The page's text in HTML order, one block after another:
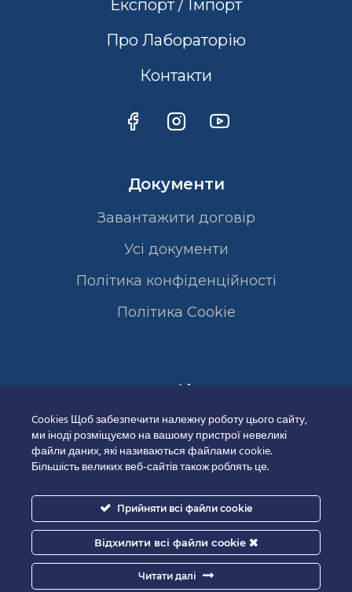
Експорт / Імпорт
Про Лабораторію
Контакти
Документи
Завантажити договір
Усі документи
Політика конфіденційності
Полiтика Cookie
Сертифікати
Cookies Щоб забезпечити належну роботу цього сайту,
ми іноді розміщуємо на вашому пристрої невеликі
файли даних, які називаються файлами cookie.
Більшість великих веб-сайтів також роблять це.
Прийняти всі файли cookie
Відхилити всі файли cookie
Читати далі